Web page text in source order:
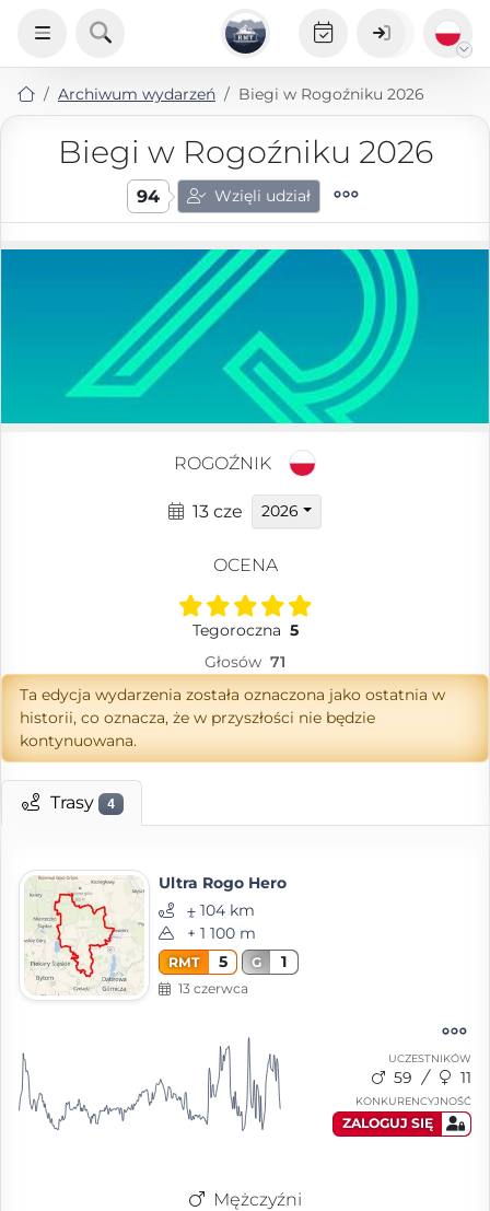
Archiwum wydarzeń Biegi w Rogoźniku 2026
Biegi w Rogoźniku 2026
94 Wzięli udział
ROGOŹNIK
13 cze 2026
OCENA
Tegoroczna 5
Głosów 71
Ta edycja wydarzenia została oznaczona jako ostatnia w
historii, co oznacza, że w przyszłości nie będzie
kontynuowana.
Trasy 4
Ultra Rogo Hero
⨦ 104 km
+ 1 100 m
RMT 5 G 1
13 czerwca
UCZESTNIKÓW
59 11
KONKURENCYJNOŚĆ
ZALOGUJ SIĘ
Mężczyźni